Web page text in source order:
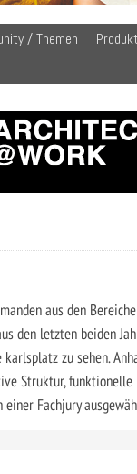
/ Themen
aus den
den letzten beiden
karlsplatz zu sehen.
Struktur, funktionelle
Fachjury